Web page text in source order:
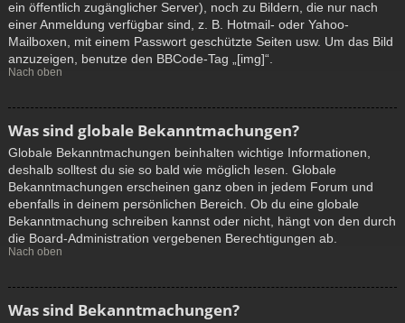
ein öffentlich zugänglicher Server), noch zu Bildern, die nur nach
einer Anmeldung verfügbar sind, z. B. Hotmail- oder Yahoo-
Mailboxen, mit einem Passwort geschützte Seiten usw. Um das Bild
anzuzeigen, benutze den BBCode-Tag „[img]“.
Nach oben
Was sind globale Bekanntmachungen?
Globale Bekanntmachungen beinhalten wichtige Informationen,
deshalb solltest du sie so bald wie möglich lesen. Globale
Bekanntmachungen erscheinen ganz oben in jedem Forum und
ebenfalls in deinem persönlichen Bereich. Ob du eine globale
Bekanntmachung schreiben kannst oder nicht, hängt von den durch
die Board-Administration vergebenen Berechtigungen ab.
Nach oben
Was sind Bekanntmachungen?